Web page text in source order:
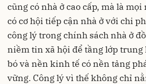
cũng có nhà ở cao cấp, mà là
có cơ hội tiếp cận nhà ở với chi
công lý trong chính sách nhà ở
niềm tin xã hội để tầng lớp trung
bó và nền kinh tế có nền tảng
vững. Công lý vì thế không chỉ